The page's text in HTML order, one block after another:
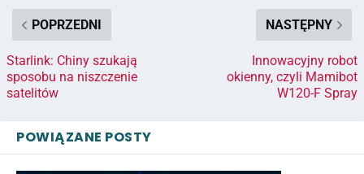
POPRZEDNI
Starlink: Chiny szukają
sposobu na niszczenie
satelitów
NASTĘPNY
Innowacyjny robot
okienny, czyli Mamibot
W120-F Spray
POWIĄZANE POSTY